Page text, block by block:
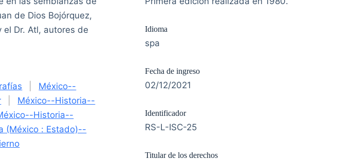
de Dios Bojórquez,
el Dr. Atl, autores de
México--
México--Historia--
Historia--
(México : Estado)--
Idioma
spa
Fecha de ingreso
02/12/2021
Identificador
RS-L-ISC-25
Titular de los derechos